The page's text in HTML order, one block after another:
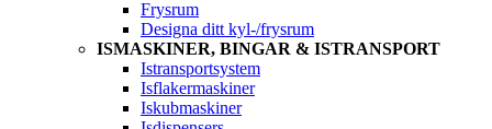
Frysrum
Designa ditt kyl-/frysrum
ISMASKINER, BINGAR & ISTRANSPORT
Istransportsystem
Isflakermaskiner
Iskubmaskiner